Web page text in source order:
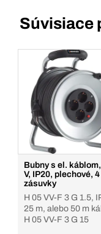
Súvisiace
Bubny s el.
V, IP20, plechové, 4
zásuvky
H 05 VV-F 3 G 1.5,
25 m, alebo 50 m
H 05 VV-F 3 G 15